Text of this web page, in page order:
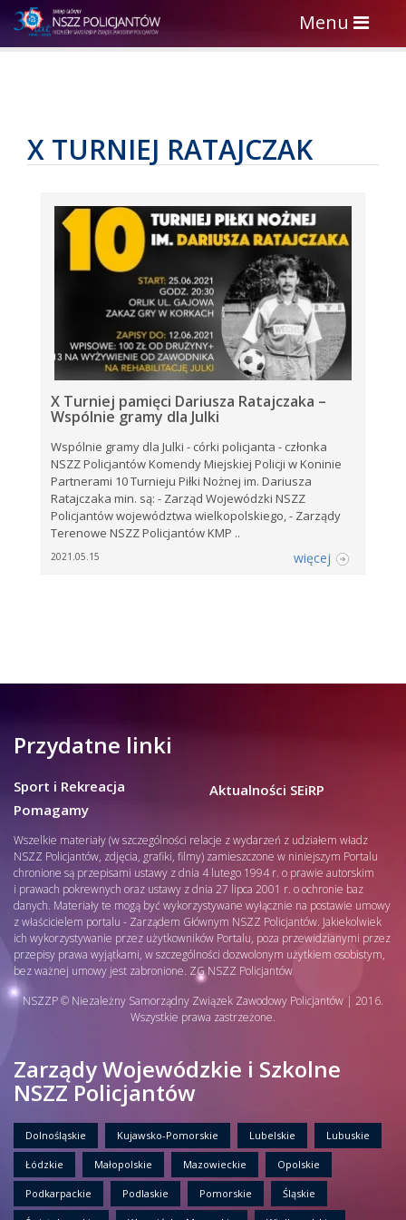
Toggle
navigation
Menu
X TURNIEJ RATAJCZAK
X Turniej pamięci Dariusza Ratajczaka –
Wspólnie gramy dla Julki
Wspólnie gramy dla Julki - córki policjanta - członka
NSZZ Policjantów Komendy Miejskiej Policji w Koninie
Partnerami 10 Turnieju Piłki Nożnej im. Dariusza
Ratajczaka min. są: - Zarząd Wojewódzki NSZZ
Policjantów województwa wielkopolskiego, - Zarządy
Terenowe NSZZ Policjantów KMP ..
2021.05.15 więcej
Przydatne linki
Sport i Rekreacja
Pomagamy
Aktualności SEiRP
Wszelkie materiały (w szczególności relacje z wydarzeń z udziałem władz
NSZZ Policjantów, zdjęcia, grafiki, filmy) zamieszczone w niniejszym Portalu
chronione są przepisami ustawy z dnia 4 lutego 1994 r. o prawie autorskim
i prawach pokrewnych oraz ustawy z dnia 27 lipca 2001 r. o ochronie baz
danych. Materiały te mogą być wykorzystywane wyłącznie na postawie umowy
z właścicielem portalu - Zarządem Głównym NSZZ Policjantów. Jakiekolwiek
ich wykorzystywanie przez użytkowników Portalu, poza przewidzianymi przez
przepisy prawa wyjątkami, w szczególności dozwolonym użytkiem osobistym,
bez ważnej umowy jest zabronione. ZG NSZZ Policjantów
NSZZP © Niezależny Samorządny Związek Zawodowy Policjantów | 2016.
Wszystkie prawa zastrzeżone.
Zarządy Wojewódzkie i Szkolne
NSZZ Policjantów
Dolnośląskie Kujawsko-Pomorskie Lubelskie Lubuskie
Łódzkie Małopolskie Mazowieckie Opolskie
Podkarpackie Podlaskie Pomorskie Śląskie